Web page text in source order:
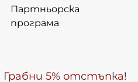
Партньорска
програма
Грабни 5% отстъпка!